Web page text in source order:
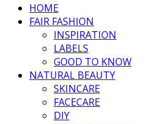
HOME
FAIR FASHION
INSPIRATION
LABELS
GOOD TO KNOW
NATURAL BEAUTY
SKINCARE
FACECARE
DIY